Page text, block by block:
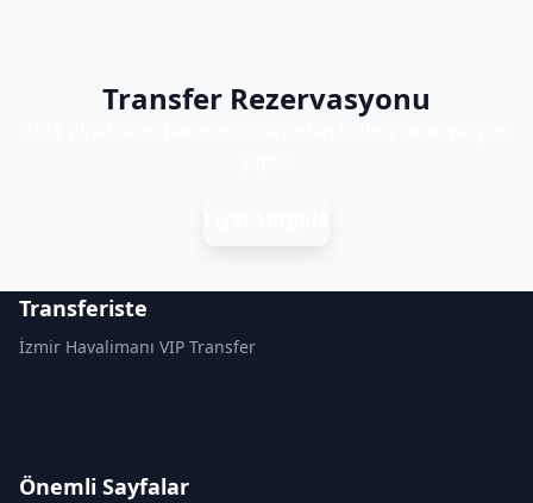
Transfer Rezervasyonu
Transferiste
İzmir Havalimanı VIP Transfer
Önemli Sayfalar